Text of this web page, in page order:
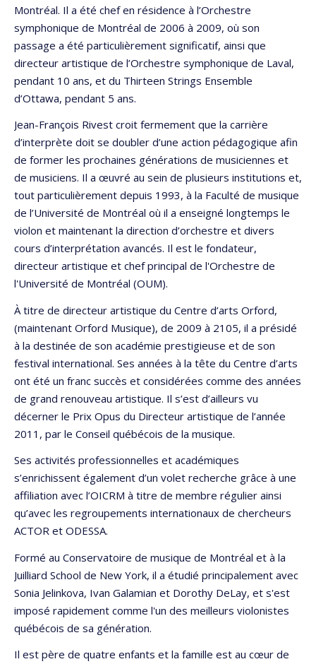
Montréal. Il a été chef en résidence à l’Orchestre
symphonique de Montréal de 2006 à 2009, où son
passage a été particulièrement significatif, ainsi que
directeur artistique de l’Orchestre symphonique de Laval,
pendant 10 ans, et du Thirteen Strings Ensemble
d’Ottawa, pendant 5 ans.
Jean-François Rivest croit fermement que la carrière
d’interprète doit se doubler d’une action pédagogique afin
de former les prochaines générations de musiciennes et
de musiciens. Il a œuvré au sein de plusieurs institutions et,
tout particulièrement depuis 1993, à la Faculté de musique
de l’Université de Montréal où il a enseigné longtemps le
violon et maintenant la direction d’orchestre et divers
cours d’interprétation avancés. Il est le fondateur,
directeur artistique et chef principal de l'Orchestre de
l'Université de Montréal (OUM).
À titre de directeur artistique du Centre d’arts Orford,
(maintenant Orford Musique), de 2009 à 2105, il a présidé
à la destinée de son académie prestigieuse et de son
festival international. Ses années à la tête du Centre d’arts
ont été un franc succès et considérées comme des années
de grand renouveau artistique. Il s’est d’ailleurs vu
décerner le Prix Opus du Directeur artistique de l’année
2011, par le Conseil québécois de la musique.
Ses activités professionnelles et académiques
s’enrichissent également d’un volet recherche grâce à une
affiliation avec l’OICRM à titre de membre régulier ainsi
qu’avec les regroupements internationaux de chercheurs
ACTOR et ODESSA.
Formé au Conservatoire de musique de Montréal et à la
Juilliard School de New York, il a étudié principalement avec
Sonia Jelinkova, Ivan Galamian et Dorothy DeLay, et s'est
imposé rapidement comme l'un des meilleurs violonistes
québécois de sa génération.
Il est père de quatre enfants et la famille est au cœur de